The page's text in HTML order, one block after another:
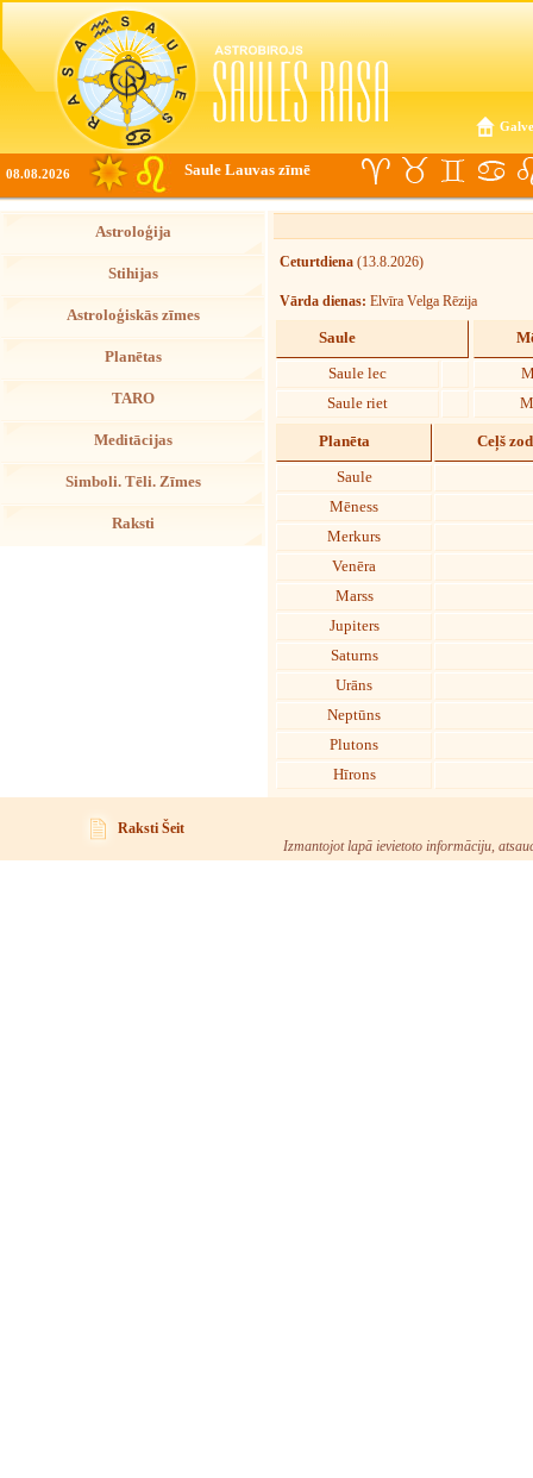
08.08.2026 Saule Lauvas zīmē
Astroloģija
Stihijas
Astroloģiskās zīmes
Planētas
TARO
Meditācijas
Simboli. Tēli. Zīmes
Raksti
Ceturtdiena (13.8.2026)
Vārda dienas: Elvīra Velga Rēzija
Saule
Saule lec
Saule riet
Planēta Ceļš
Saule
Mēness
Merkurs
Venēra
Marss
Jupiters
Saturns
Urāns
Neptūns
Plutons
Hīrons
Raksti Šeit
Izmantojot lapā ievietoto informāciju,